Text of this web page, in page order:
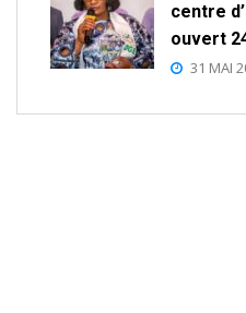
centre
ouvert
31 MAI